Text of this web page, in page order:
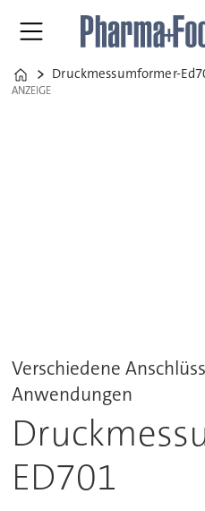
Home
Druckmessumformer-
ANZEIGE
ANZEIGE
Verschiedene
Anwendungen
ED701